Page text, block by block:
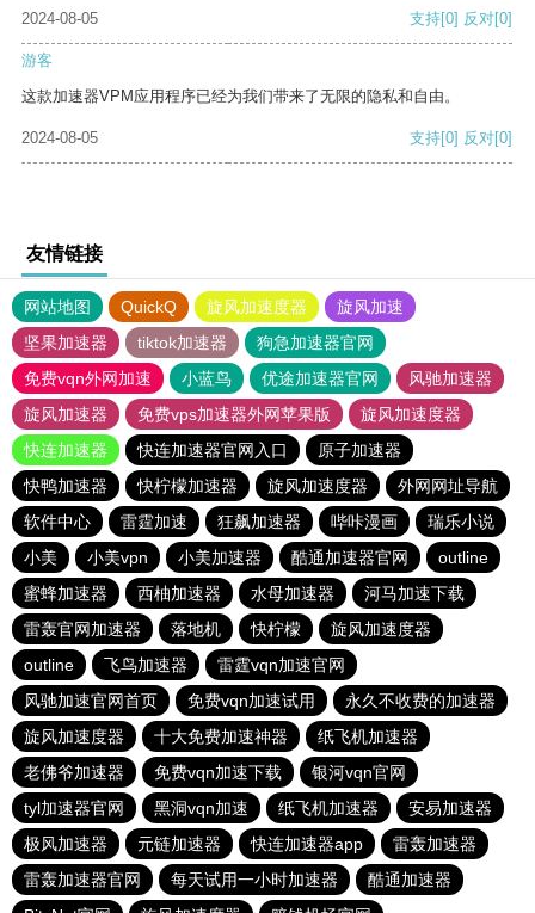
2024-08-05
支持[0] 反对[0]
游客
这款加速器VPM应用程序已经为我们带来了无限的隐私和自由。
2024-08-05 支持[0] 反对[0]
友情链接
网站地图 QuickQ 旋风加速度器
旋风加速
坚果加速器
tiktok加速器
狗急加速器官网
免费vqn外网加速
小蓝鸟 优途加速器官网
风驰加速器
旋风加速器
免费vps加速器外网苹果版
旋风加速度器
快连加速器
快连加速器官网入口
原子加速器
快鸭加速器
快柠檬加速器 旋风加速度器
外网网址导航
软件中心
雷霆加速 狂飙加速器 哔咔漫画
瑞乐小说
小美
小美vpn 小美加速器 酷通加速器官网
outline
蜜蜂加速器
西柚加速器 水母加速器
河马加速下载
雷轰官网加速器
落地机 快柠檬
旋风加速度器
outline
飞鸟加速器
雷霆vqn加速官网
风驰加速官网首页
免费vqn加速试用
永久不收费的加速器
旋风加速度器
十大免费加速神器
纸飞机加速器
老佛爷加速器
免费vqn加速下载
银河vqn官网
tyl加速器官网
黑洞vqn加速 纸飞机加速器
安易加速器
极风加速器
元链加速器 快连加速器app
雷轰加速器
雷轰加速器官网
每天试用一小时加速器
酷通加速器